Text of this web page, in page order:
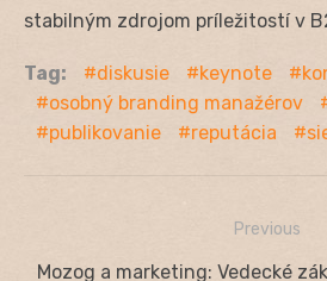
stabilným zdrojom príležitostí v
Tag: diskusie keynote
osobný branding manažérov
publikovanie
reputácia
Navigácia
Previous
Previous
Mozog a marketing: Vedecké